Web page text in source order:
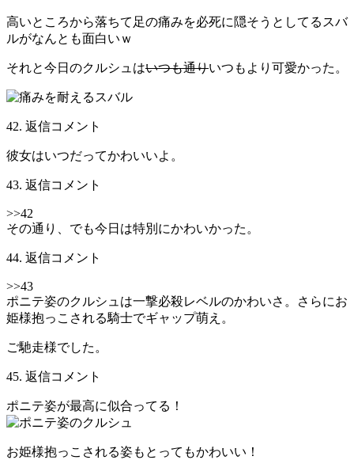
高いところから落ちて足の痛みを必死に隠そうとしてるスバ
ルがなんとも面白いｗ
それと今日のクルシュはいつも通りいつもより可愛かった。
42. 返信コメント
彼女はいつだってかわいいよ。
43. 返信コメント
>>42
その通り、でも今日は特別にかわいかった。
44. 返信コメント
>>43
ポニテ姿のクルシュは一撃必殺レベルのかわいさ。さらにお
姫様抱っこされる騎士でギャップ萌え。
ご馳走様でした。
45. 返信コメント
ポニテ姿が最高に似合ってる！
お姫様抱っこされる姿もとってもかわいい！